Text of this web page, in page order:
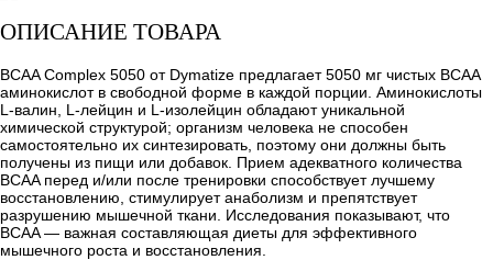
ОПИСАНИЕ ТОВАРА
BCAA Complex 5050 от Dymatize предлагает 5050 мг чистых BCAA
аминокислот в свободной форме в каждой порции. Аминокислоты
L-валин, L-лейцин и L-изолейцин обладают уникальной
химической структурой; организм человека не способен
самостоятельно их синтезировать, поэтому они должны быть
получены из пищи или добавок. Прием адекватного количества
BCAA перед и/или после тренировки способствует лучшему
восстановлению, стимулирует анаболизм и препятствует
разрушению мышечной ткани. Исследования показывают, что
BCAA — важная составляющая диеты для эффективного
мышечного роста и восстановления.